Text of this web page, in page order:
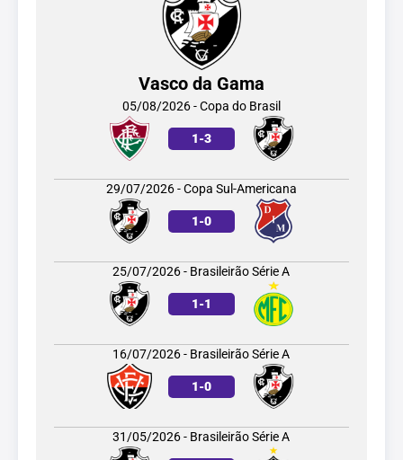
Vasco da Gama
05/08/2026 - Copa do Brasil
1-3
29/07/2026 - Copa Sul-Americana
1-0
25/07/2026 - Brasileirão Série A
1-1
16/07/2026 - Brasileirão Série A
1-0
31/05/2026 - Brasileirão Série A